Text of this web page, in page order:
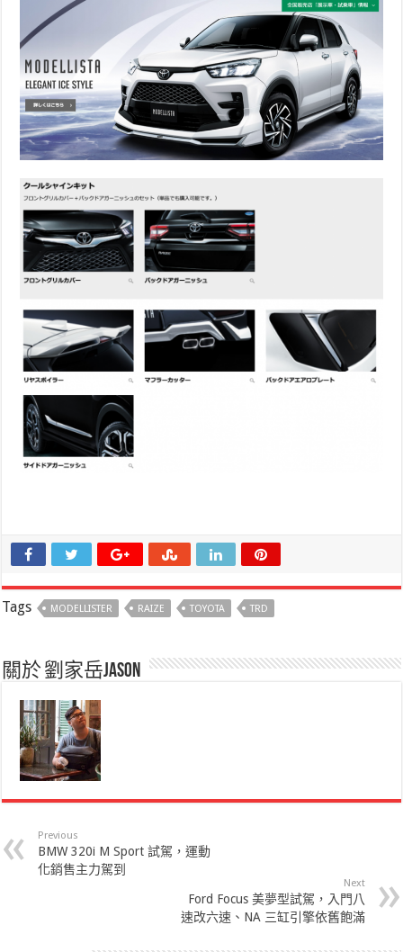
Tags MODELLISTER RAIZE TOYOTA TRD
關於 劉家岳Jason
Previous
BMW 320i M Sport 試駕，運動
化銷售主力駕到
Next
Ford Focus 美夢型試駕，入門八
速改六速、NA 三缸引擎依舊飽滿